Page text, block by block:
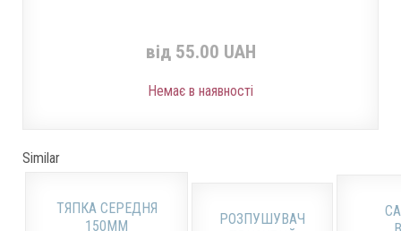
від 55.00 UAH
Немає в наявності
Similar
ТЯПКА СЕРЕДНЯ
150ММ
РОЗПУШУВАЧ